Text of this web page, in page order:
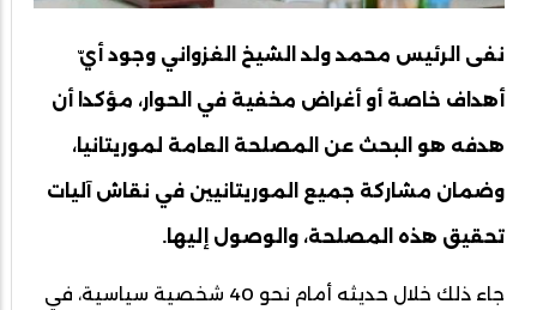
نفى الرئيس محمد ولد الشيخ الغزواني وجود أيّ
أهداف خاصة أو أغراض مخفية في الحوار، مؤكدا أن
هدفه هو البحث عن المصلحة العامة لموريتانيا،
وضمان مشاركة جميع الموريتانيين في نقاش آليات
تحقيق هذه المصلحة، والوصول إليها.
جاء ذلك خلال حديثه أمام نحو 40 شخصية سياسية، في